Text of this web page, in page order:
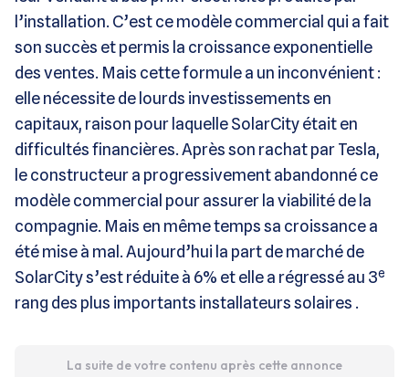
l’installation. C’est ce modèle commercial qui a fait
son succès et permis la croissance exponentielle
des ventes. Mais cette formule a un inconvénient :
elle nécessite de lourds investissements en
capitaux, raison pour laquelle SolarCity était en
difficultés financières. Après son rachat par Tesla,
le constructeur a progressivement abandonné ce
modèle commercial pour assurer la viabilité de la
compagnie. Mais en même temps sa croissance a
été mise à mal. Aujourd’hui la part de marché de
SolarCity s’est réduite à 6% et elle a régressé au 3e
rang des plus importants installateurs solaires .
La suite de votre contenu après cette annonce